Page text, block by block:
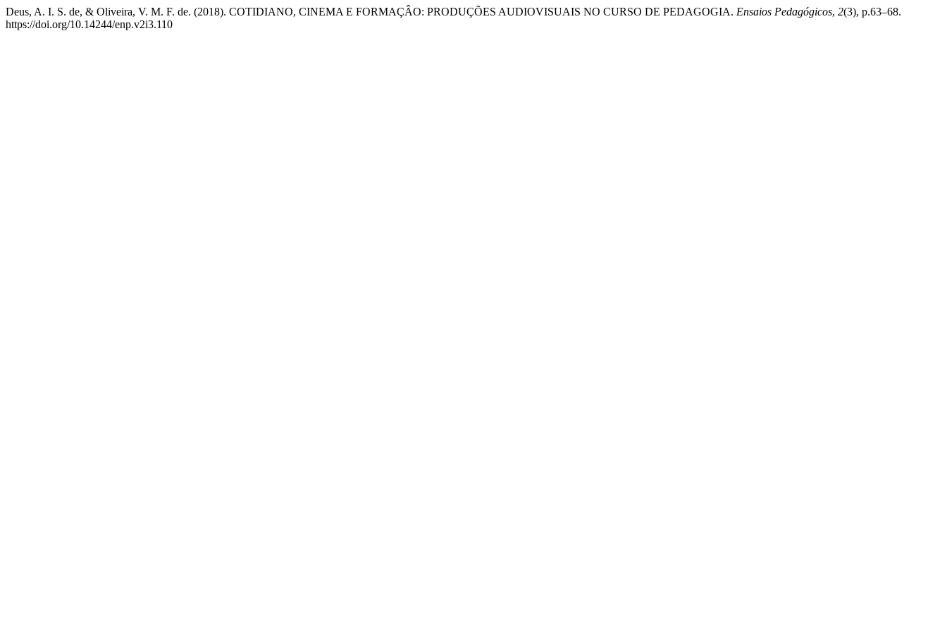
Deus, A. I. S. de, & Oliveira, V. M. F. de. (2018). COTIDIANO, CINEMA E FORMAÇÂO: PRODUÇÕES AUDIOVISUAIS NO CURSO DE PEDAGOGIA. Ensaios Pedagógicos, 2(3), p.63–68.
https://doi.org/10.14244/enp.v2i3.110